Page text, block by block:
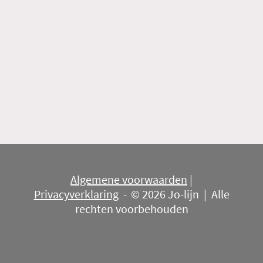
Algemene voorwaarden |
Privacyverklaring- © 2026 Jo-lijn | Alle
rechten voorbehouden